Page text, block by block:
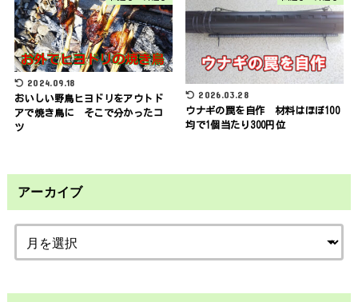
2024.09.18
おいしい野鳥ヒヨドリをアウトド
アで焼き鳥に そこで分かったコ
ツ
2026.03.28
ウナギの罠を自作 材料はほぼ100
均で1個当たり300円位
アーカイブ